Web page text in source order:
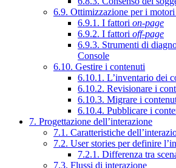
6.9. Ottimizzazione per i
6.9.1. I fattori on-page
6.9.2. I fattori off-page
6.9.3. Strumenti di
Console
6.10. Gestire i contenuti
6.10.1. L’inventario dei
6.10.2. Revisionare i
6.10.3. Migrare i
6.10.4. Pubblicare i
7. Progettazione dell’interazione
7.1. Caratteristiche
7.2. User stories per definire
7.2.1. Differenza tra
7.3. Flussi di interazione